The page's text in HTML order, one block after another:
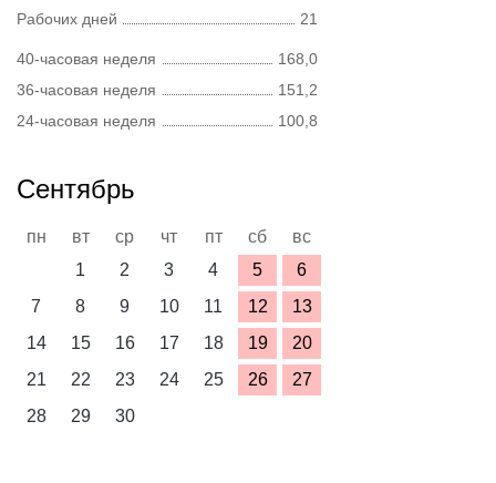
Рабочих дней
21
40-часовая неделя
168,0
36-часовая неделя
151,2
24-часовая неделя
100,8
Сентябрь
пн вт ср чт пт сб
вс
1
2 3 4 5
6
7
8 9 10 11 12
13
14
15 16 17 18 19
20
21
22 23 24 25 26
27
28
29 30